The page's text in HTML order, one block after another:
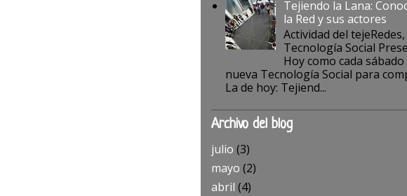
Tejiendo la Lana:
la Red y sus actores
Actividad del tejeRedes,
Tecnología Social
Hoy como cada
nueva Tecnología Social para
La de hoy: Tejiend...
Archivo del blog
julio (3)
mayo (2)
abril (4)